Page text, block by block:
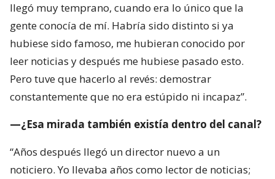
llegó muy temprano, cuando era lo único que la
gente conocía de mí. Habría sido distinto si ya
hubiese sido famoso, me hubieran conocido por
leer noticias y después me hubiese pasado esto.
Pero tuve que hacerlo al revés: demostrar
constantemente que no era estúpido ni incapaz”.
—¿Esa mirada también existía dentro del canal?
“Años después llegó un director nuevo a un
noticiero. Yo llevaba años como lector de noticias;